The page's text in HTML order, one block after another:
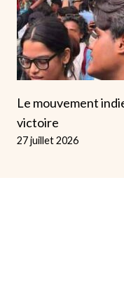
Le mouvement
victoire
27 juillet 2026